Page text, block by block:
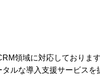
領域に対応しておりま
ルな導入支援サービスを